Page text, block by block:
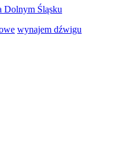
Dolnym Śląsku
wynajem dźwigu